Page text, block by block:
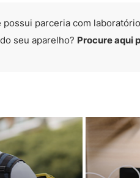
parceria com
seu aparelho? Procure aqui